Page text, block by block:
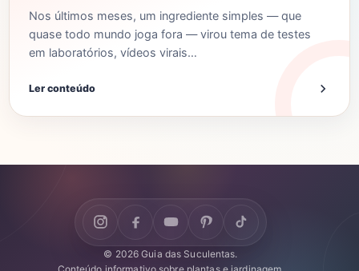
Nos últimos meses, um ingrediente simples — que
quase todo mundo joga fora — virou tema de testes
em laboratórios, vídeos virais…
Ler conteúdo
© 2026 Guia das Suculentas.